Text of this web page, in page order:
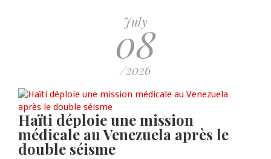
July
08
/2026
Haïti déploie une mission
médicale au Venezuela après le
double séisme